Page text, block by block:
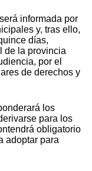
informada por
y, tras ello,
días,
de la provincia
por el
de derechos y
los
para los
obligatorio
adoptar para